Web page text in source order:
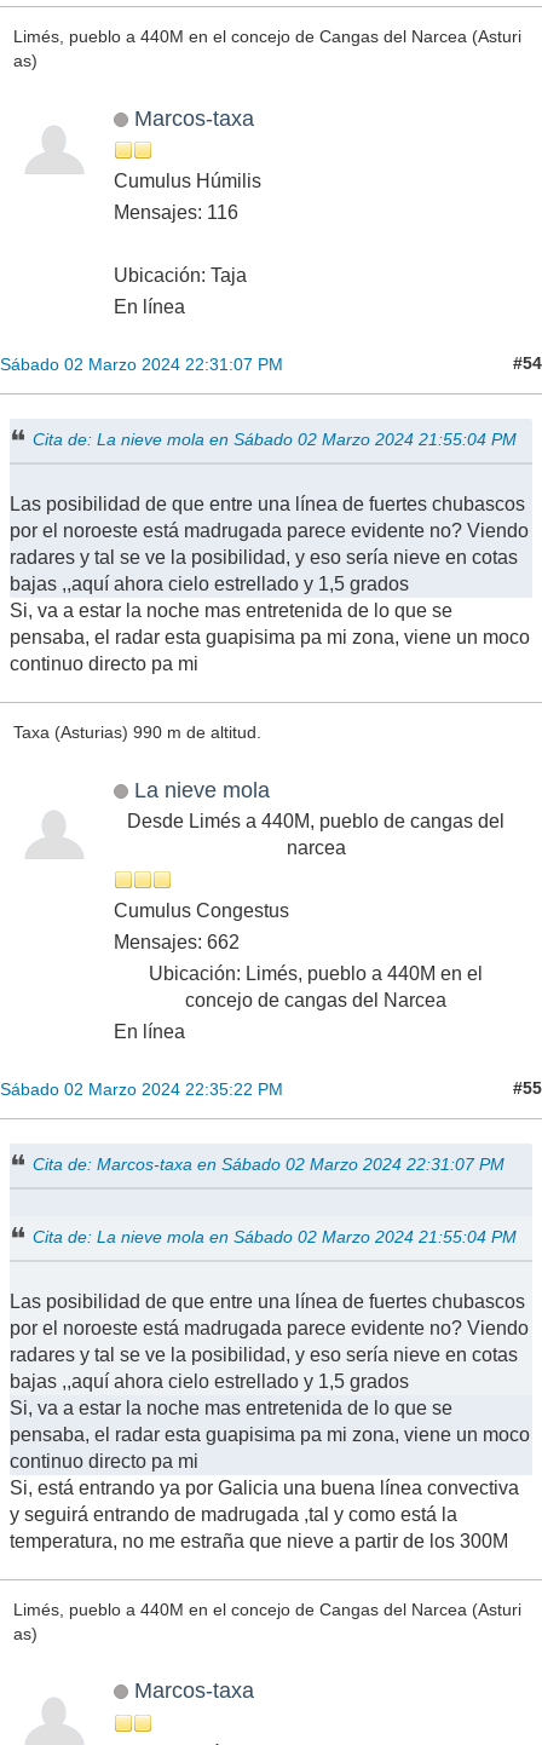
Limés, pueblo a 440M en el concejo de Cangas del Narcea (Asturi
as)
Marcos-taxa
Cumulus Húmilis
Mensajes: 116
Ubicación: Taja
En línea
Sábado 02 Marzo 2024 22:31:07 PM #54
Cita de: La nieve mola en Sábado 02 Marzo 2024 21:55:04 PM
Las posibilidad de que entre una línea de fuertes chubascos
por el noroeste está madrugada parece evidente no? Viendo
radares y tal se ve la posibilidad, y eso sería nieve en cotas
bajas ,,aquí ahora cielo estrellado y 1,5 grados
Si, va a estar la noche mas entretenida de lo que se
pensaba, el radar esta guapisima pa mi zona, viene un moco
continuo directo pa mi
Taxa (Asturias) 990 m de altitud.
La nieve mola
Desde Limés a 440M, pueblo de cangas del
narcea
Cumulus Congestus
Mensajes: 662
Ubicación: Limés, pueblo a 440M en el
concejo de cangas del Narcea
En línea
Sábado 02 Marzo 2024 22:35:22 PM #55
Cita de: Marcos-taxa en Sábado 02 Marzo 2024 22:31:07 PM
Cita de: La nieve mola en Sábado 02 Marzo 2024 21:55:04 PM
Las posibilidad de que entre una línea de fuertes chubascos
por el noroeste está madrugada parece evidente no? Viendo
radares y tal se ve la posibilidad, y eso sería nieve en cotas
bajas ,,aquí ahora cielo estrellado y 1,5 grados
Si, va a estar la noche mas entretenida de lo que se
pensaba, el radar esta guapisima pa mi zona, viene un moco
continuo directo pa mi
Si, está entrando ya por Galicia una buena línea convectiva
y seguirá entrando de madrugada ,tal y como está la
temperatura, no me estraña que nieve a partir de los 300M
Limés, pueblo a 440M en el concejo de Cangas del Narcea (Asturi
as)
Marcos-taxa